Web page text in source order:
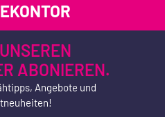
ABONIEREN.
Angebote und